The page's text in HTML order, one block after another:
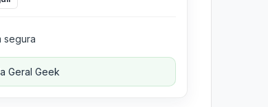
segura
Geral Geek